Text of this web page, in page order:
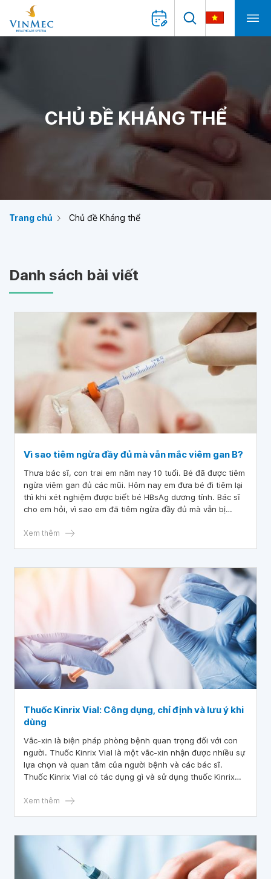
CHỦ ĐỀ KHÁNG THỂ
Trang chủ Chủ đề Kháng thể
Danh sách bài viết
Vì sao tiêm ngừa đầy đủ mà vẫn mắc viêm gan B?
Thưa bác sĩ, con trai em năm nay 10 tuổi. Bé đã được tiêm
ngừa viêm gan đủ các mũi. Hôm nay em đưa bé đi tiêm lại
thì khi xét nghiệm được biết bé HBsAg dương tính. Bác sĩ
cho em hỏi, vì sao em đã tiêm ngừa đầy đủ mà vẫn bị
Cảm ơn bác sĩ.
Xem thêm
Thuốc Kinrix Vial: Công dụng, chỉ định và lưu ý khi
dùng
Vắc-xin là biện pháp phòng bệnh quan trọng đối với con
người. Thuốc Kinrix Vial là một vắc-xin nhận được nhiều sự
lựa chọn và quan tâm của người bệnh và các bác sĩ.
Thuốc Kinrix Vial có tác dụng gì và sử dụng thuốc Kinrix
thuốc chữa bệnh đạt được hiệu quả và đảm bảo an toàn.
Xem thêm